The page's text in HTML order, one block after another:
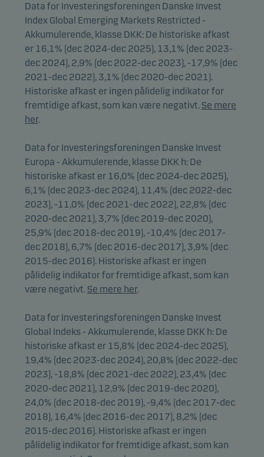
Data for Investeringsforeningen Danske Invest
Index Global Emerging Markets Restricted -
Akkumulerende, klasse DKK: De historiske afkast
er 16,1% (dec 2024-dec 2025), 13,1% (dec 2023-
dec 2024), 2,9% (dec 2022-dec 2023), -17,9% (dec
2021-dec 2022), 3,1% (dec 2020-dec 2021).
Historiske afkast er ingen pålidelig indikator for
fremtidige afkast, som kan være negativt. Se mere
her.
Data for Investeringsforeningen Danske Invest
Europa - Akkumulerende, klasse DKK h: De
historiske afkast er 16,0% (dec 2024-dec 2025),
6,1% (dec 2023-dec 2024), 11,4% (dec 2022-dec
2023), -11,0% (dec 2021-dec 2022), 22,8% (dec
2020-dec 2021), 3,7% (dec 2019-dec 2020),
25,9% (dec 2018-dec 2019), -10,4% (dec 2017-
dec 2018), 6,7% (dec 2016-dec 2017), 3,9% (dec
2015-dec 2016). Historiske afkast er ingen
pålidelig indikator for fremtidige afkast, som kan
være negativt. Se mere her.
Data for Investeringsforeningen Danske Invest
Global Indeks - Akkumulerende, klasse DKK h: De
historiske afkast er 15,8% (dec 2024-dec 2025),
19,4% (dec 2023-dec 2024), 20,8% (dec 2022-dec
2023), -18,8% (dec 2021-dec 2022), 23,4% (dec
2020-dec 2021), 12,9% (dec 2019-dec 2020),
24,0% (dec 2018-dec 2019), -9,4% (dec 2017-dec
2018), 16,4% (dec 2016-dec 2017), 8,2% (dec
2015-dec 2016). Historiske afkast er ingen
pålidelig indikator for fremtidige afkast, som kan